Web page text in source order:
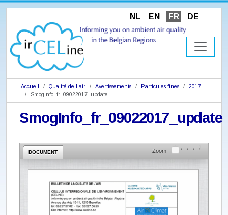
NL EN FR DE
Accueil Qualité de l'air Avertissements Particules fines
2017
SmogInfo_fr_09022017_update
SmogInfo_fr_09022017_update
DOCUMENT Zoom